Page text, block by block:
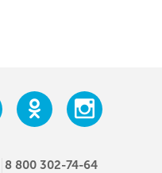
8 800 302-74-64